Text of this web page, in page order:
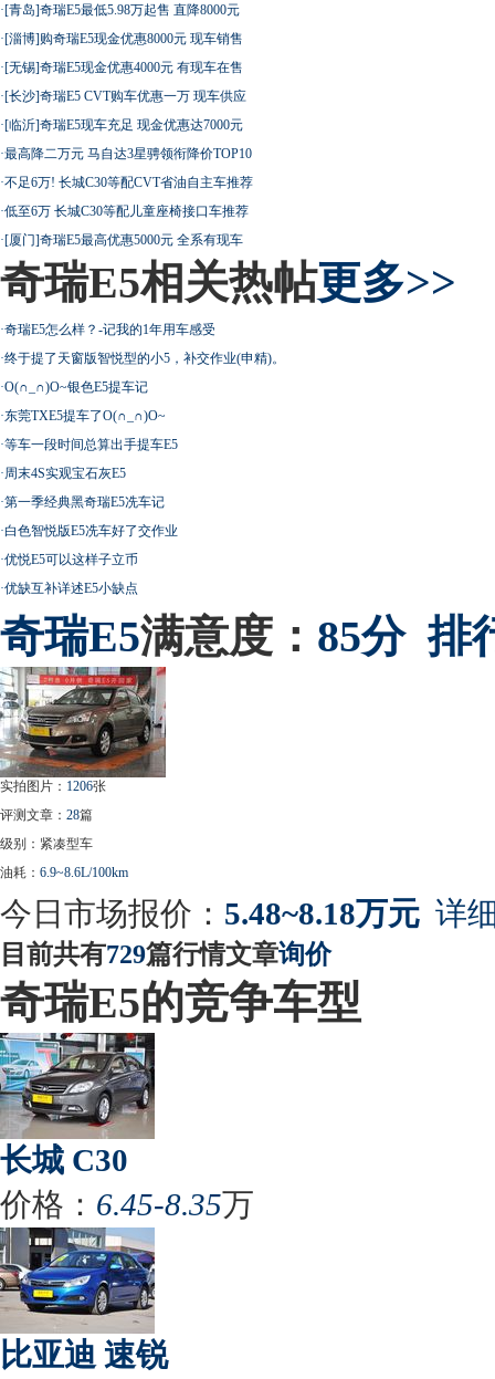
·[青岛]奇瑞E5最低5.98万起售 直降8000元
·[淄博]购奇瑞E5现金优惠8000元 现车销售
·[无锡]奇瑞E5现金优惠4000元 有现车在售
·[长沙]奇瑞E5 CVT购车优惠一万 现车供应
·[临沂]奇瑞E5现车充足 现金优惠达7000元
·最高降二万元 马自达3星骋领衔降价TOP10
·不足6万! 长城C30等配CVT省油自主车推荐
·低至6万 长城C30等配儿童座椅接口车推荐
·[厦门]奇瑞E5最高优惠5000元 全系有现车
奇瑞E5相关热帖更多>>
·奇瑞E5怎么样？-记我的1年用车感受
·终于提了天窗版智悦型的小5，补交作业(申精)。
·O(∩_∩)O~银色E5提车记
·东莞TXE5提车了O(∩_∩)O~
·等车一段时间总算出手提车E5
·周末4S实观宝石灰E5
·第一季经典黑奇瑞E5冼车记
·白色智悦版E5冼车好了交作业
·优悦E5可以这样子立币
·优缺互补详述E5小缺点
奇瑞E5满意度： 85分 排
实拍图片： 1206张
评测文章： 28篇
级别：紧凑型车
油耗： 6.9~8.6L/100km
今日市场报价： 5.48~8.18万元 详
目前共有729篇行情文章询价
奇瑞E5的竞争车型
长城 C30
价格： 6.45-8.35万
比亚迪 速锐